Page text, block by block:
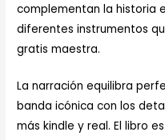
complementan la historia
diferentes instrumentos
gratis maestra.
La narración equilibra
banda icónica con los
más kindle y real. El libro